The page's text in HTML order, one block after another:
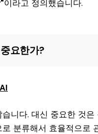
이라고 정의했습니다.
요한가?
니다. 대신 중요한 것
분류해서 효율적으로